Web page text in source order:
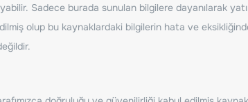
Sadece burada sunulan bilgilere dayanılarak
olup bu kaynaklardaki bilgilerin hata ve